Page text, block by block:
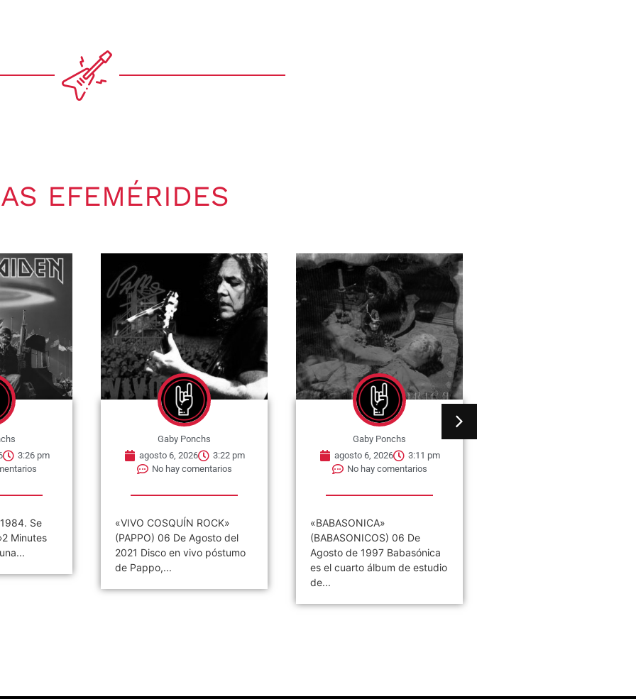
EFEMÉRIDES
3:26 pm
Se
Minutes
Gaby Ponchs
agosto 6, 2026
3:22 pm
No hay comentarios
«VIVO COSQUÍN ROCK»
(PAPPO) 06 De Agosto del
2021 Disco en vivo póstumo
de Pappo,...
Gaby Ponchs
agosto 6, 2026
3:11 pm
No hay comentarios
«BABASONICA»
(BABASONICOS) 06 De
Agosto de 1997 Babasónica
es el cuarto álbum de estudio
de...